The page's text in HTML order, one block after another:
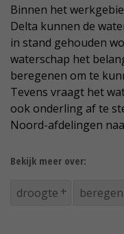
Binnen het
Delta kunnen de
in stand gehouden
waterschap het
beregenen om te
Tevens vraagt het
ook onderling af te
Noord-afdelingen
Bekijk meer over:
droogte